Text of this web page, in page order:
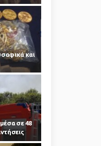
και
σε 48